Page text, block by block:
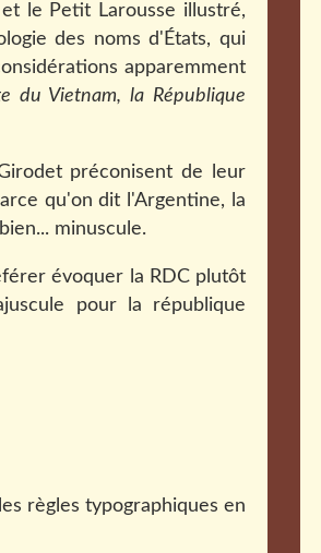
le Petit Larousse illustré,
des noms d'États, qui
apparemment
du Vietnam, la République
préconisent de leur
qu'on dit l'Argentine, la
minuscule.
évoquer la RDC plutôt
pour la république
règles typographiques en